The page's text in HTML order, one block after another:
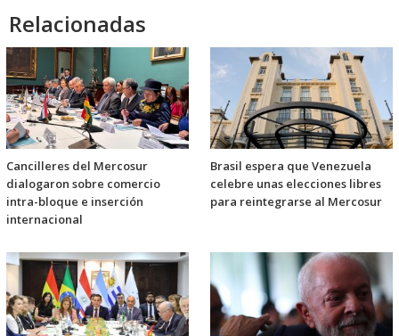
Relacionadas
Cancilleres del Mercosur
dialogaron sobre comercio
intra-bloque e inserción
internacional
Brasil espera que Venezuela
celebre unas elecciones libres
para reintegrarse al Mercosur